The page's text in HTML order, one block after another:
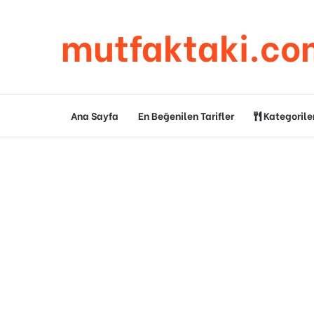
Ana Sayfa En Beğenilen Tarifler